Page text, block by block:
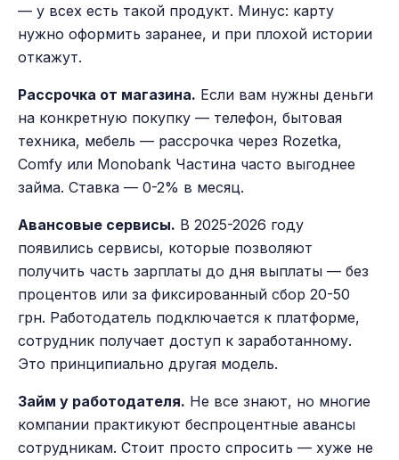
— у всех есть такой продукт. Минус: карту
нужно оформить заранее, и при плохой истории
откажут.
Рассрочка от магазина. Если вам нужны деньги
на конкретную покупку — телефон, бытовая
техника, мебель — рассрочка через Rozetka,
Comfy или Monobank Частина часто выгоднее
займа. Ставка — 0-2% в месяц.
Авансовые сервисы. В 2025-2026 году
появились сервисы, которые позволяют
получить часть зарплаты до дня выплаты — без
процентов или за фиксированный сбор 20-50
грн. Работодатель подключается к платформе,
сотрудник получает доступ к заработанному.
Это принципиально другая модель.
Займ у работодателя. Не все знают, но многие
компании практикуют беспроцентные авансы
сотрудникам. Стоит просто спросить — хуже не